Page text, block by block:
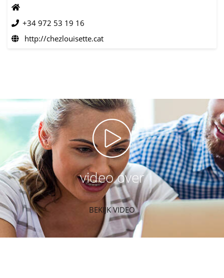
+34 972 53 19 16
http://chezlouisette.cat
video over
BEKIJK VIDEO